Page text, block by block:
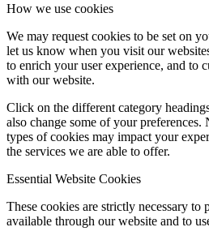
How we use cookies
We may request cookies to be set on
let us know when you visit our
to enrich your user experience, and to
with our website.
Click on the different category
also change some of your
types of cookies may impact your
the services we are able to offer.
Essential Website Cookies
These cookies are strictly necessary
available through our website and to